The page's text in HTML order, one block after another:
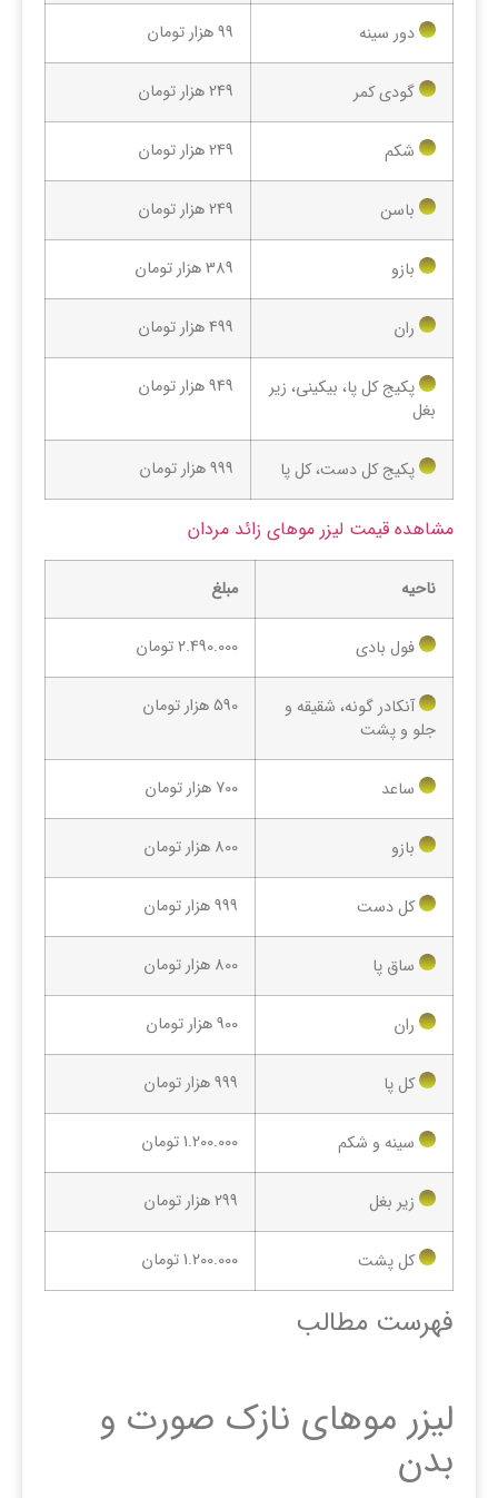
دور سینه 99 هزار تومان
گودی کمر 249 هزار تومان
شکم 249 هزار تومان
باسن 249 هزار تومان
بازو 389 هزار تومان
ران 499 هزار تومان
پکیج کل پا، بیکینی، زیر
بغل
949 هزار تومان
پکیج کل دست، کل پا 999 هزار تومان
مشاهده قیمت لیزر موهای زائد مردان
ناحیه مبلغ
فول بادی 2.490.000 تومان
آنکادر گونه، شقیقه و
جلو و پشت
590 هزار تومان
ساعد 700 هزار تومان
بازو 800 هزار تومان
کل دست 999 هزار تومان
ساق پا 800 هزار تومان
ران 900 هزار تومان
کل پا 999 هزار تومان
سینه و شکم 1.200.000 تومان
زیر بغل 299 هزار تومان
کل پشت 1.200.000 تومان
فهرست مطالب
لیزر موهای نازک صورت و
بدن